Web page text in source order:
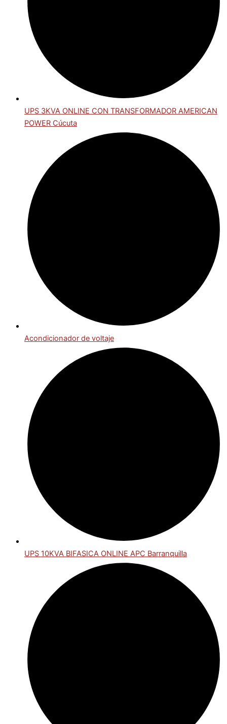
UPS 3KVA ONLINE CON TRANSFORMADOR AMERICAN
POWER Cúcuta
Acondicionador de voltaje
UPS 10KVA BIFASICA ONLINE APC Barranquilla